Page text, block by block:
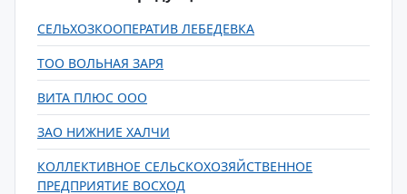
СЕЛЬХОЗКООПЕРАТИВ ЛЕБЕДЕВКА
ТОО ВОЛЬНАЯ ЗАРЯ
ВИТА ПЛЮС ООО
ЗАО НИЖНИЕ ХАЛЧИ
КОЛЛЕКТИВНОЕ СЕЛЬСКОХОЗЯЙСТВЕННОЕ
ПРЕДПРИЯТИЕ ВОСХОД